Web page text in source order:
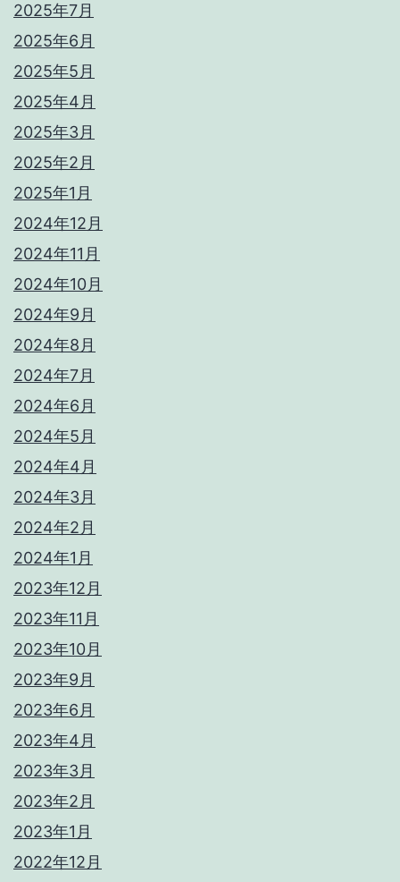
2025年7月
2025年6月
2025年5月
2025年4月
2025年3月
2025年2月
2025年1月
2024年12月
2024年11月
2024年10月
2024年9月
2024年8月
2024年7月
2024年6月
2024年5月
2024年4月
2024年3月
2024年2月
2024年1月
2023年12月
2023年11月
2023年10月
2023年9月
2023年6月
2023年4月
2023年3月
2023年2月
2023年1月
2022年12月